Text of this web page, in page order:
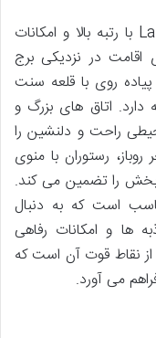
هتل La Quinta By Wyndham Bodrum با رتبه بالا و امکانات
اقامت در نزدیکی برج
روی با قلعه سنت
دارد. اتاق های بزرگ و
راحت و دلنشین را
رستوران با منوی
بخش را تضمین می کند.
است که به دنبال
ها و امکانات رفاهی
نقاط قوت آن است که
می آورد.